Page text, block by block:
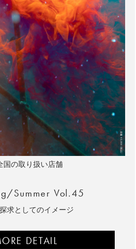
国の取り扱い店舗
Summer Vol.45
求としてのイメージ
DETAIL